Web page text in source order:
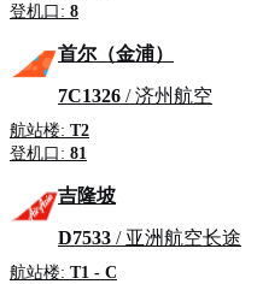
登机口: 8
首尔（金浦）
7C1326 / 济州航空
航站楼: T2
登机口: 81
吉隆坡
D7533 / 亚洲航空长途
航站楼: T1 - C